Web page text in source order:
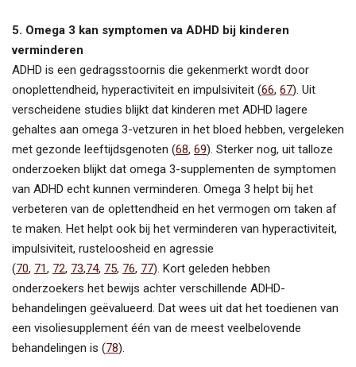
5. Omega 3 kan symptomen va ADHD bij kinderen
verminderen
ADHD is een gedragsstoornis die gekenmerkt wordt door
onoplettendheid, hyperactiviteit en impulsiviteit (66, 67). Uit
verscheidene studies blijkt dat kinderen met ADHD lagere
gehaltes aan omega 3-vetzuren in het bloed hebben, vergeleken
met gezonde leeftijdsgenoten (68, 69). Sterker nog, uit talloze
onderzoeken blijkt dat omega 3-supplementen de symptomen
van ADHD echt kunnen verminderen. Omega 3 helpt bij het
verbeteren van de oplettendheid en het vermogen om taken af
te maken. Het helpt ook bij het verminderen van hyperactiviteit,
impulsiviteit, rusteloosheid en agressie
(70, 71, 72, 73,74, 75, 76, 77). Kort geleden hebben
onderzoekers het bewijs achter verschillende ADHD-
behandelingen geëvalueerd. Dat wees uit dat het toedienen van
een visoliesupplement één van de meest veelbelovende
behandelingen is (78).